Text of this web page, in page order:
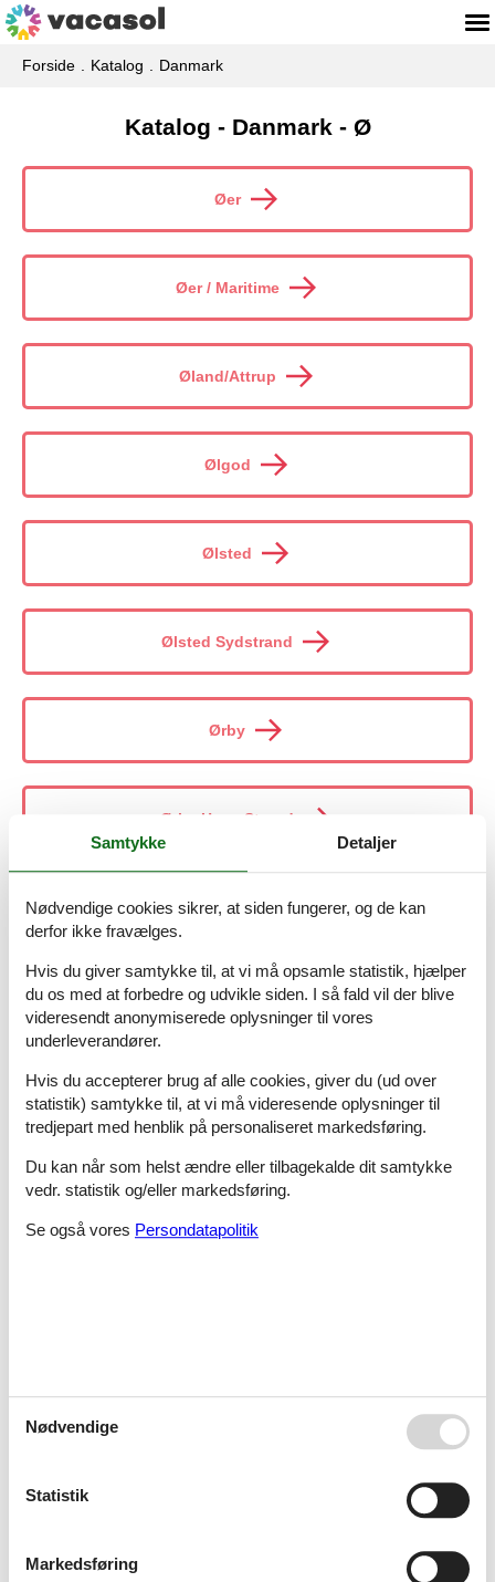
Forside Katalog Danmark
Katalog - Danmark - Ø
Øer
Øer / Maritime
Øland/Attrup
Ølgod
Ølsted
Ølsted Sydstrand
Ørby
Ørby Hage Strand
Ørby, Sydøen
Ørbæk
Ørding
Ørding Strand/Mors
Samtykke Detaljer
Nødvendige cookies sikrer, at siden fungerer, og de kan
derfor ikke fravælges.
Hvis du giver samtykke til, at vi må opsamle statistik, hjælper
du os med at forbedre og udvikle siden. I så fald vil der blive
videresendt anonymiserede oplysninger til vores
underleverandører.
Hvis du accepterer brug af alle cookies, giver du (ud over
statistik) samtykke til, at vi må videresende oplysninger til
tredjepart med henblik på personaliseret markedsføring.
Du kan når som helst ændre eller tilbagekalde dit samtykke
vedr. statistik og/eller markedsføring.
Se også vores Persondatapolitik
Nødvendige
Statistik
Markedsføring